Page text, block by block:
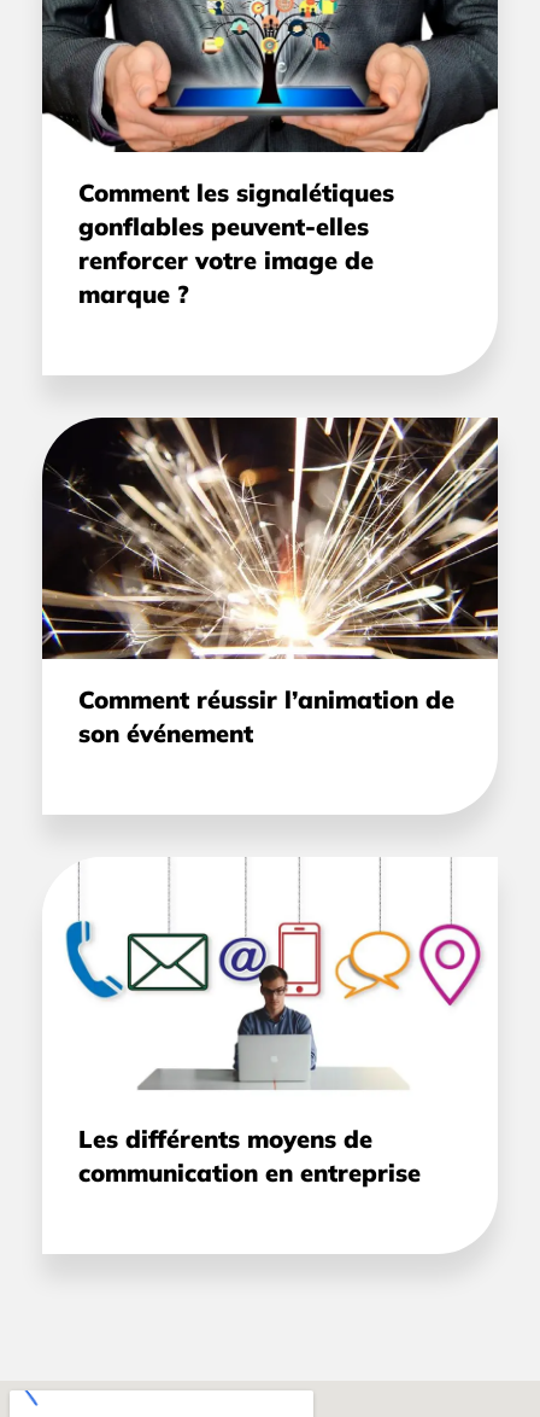
Comment les signalétiques
gonflables peuvent-elles
renforcer votre image de
marque ?
Comment réussir l’animation de
son événement
Les différents moyens de
communication en entreprise